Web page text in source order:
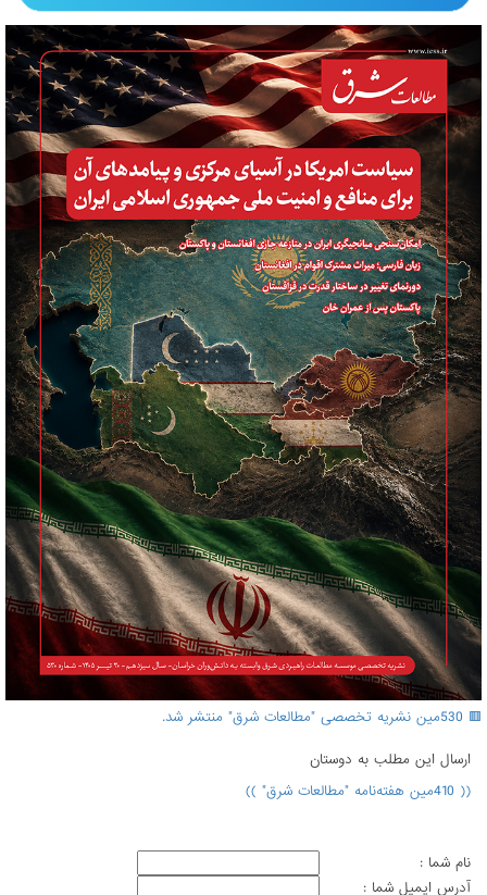
🟥 530مین نشریه تخصصی "مطالعات شرق" منتشر شد.
ارسال اين مطلب به دوستان
(( 410مین هفته‌نامه "مطالعات شرق" ))
نام شما :
آدرس ايميل شما :